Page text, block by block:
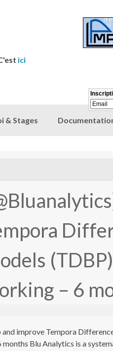
ici
& Stages
– 6
improve Tempora
Blu Analytics is a